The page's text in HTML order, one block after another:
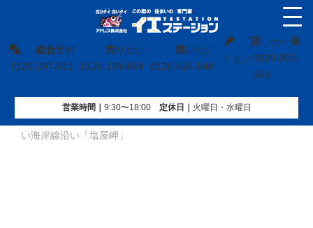
総合受付
0120-297-011
売りたい
0120-139-664
買いたい
0120-424-544
貸し たい 借
り たい 0120-302-
563
営業時間｜ 9:30〜18:00定休⽇｜ 火曜⽇・水曜⽇
イエステーション»地域ブログ»福島県»いわき七浜の美し
い海岸線沿い「塩屋岬」